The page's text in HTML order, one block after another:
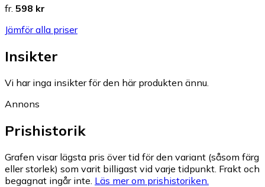
fr. 598 kr
Jämför alla priser
Insikter
Vi har inga insikter för den här produkten ännu.
Annons
Prishistorik
Grafen visar lägsta pris över tid för den variant (såsom färg
eller storlek) som varit billigast vid varje tidpunkt. Frakt och
begagnat ingår inte. Läs mer om prishistoriken.